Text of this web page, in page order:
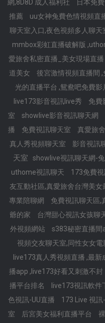
網,8D8D 成人福利社
日本免
推薦
uu女神兔費色情視頻直
聊天室入口,夜色視頻多人聊天
mmbox彩虹直播破解版
愛旅舍私密直播_美女現場直播
道美女
後宮激情視頻直播間
光的直播平台 ,鴛鴦吧免費影
live173影音視訊live秀
免費
室
showlive影音視訊聊天網
播
免費視訊聊天室 真愛旅
真人秀視頻聊天室
影音視訊
天室
showlive視訊聊天網-
uthome視訊聊天
173免費
友互動社區,真愛旅舍台灣美女
專業陪聊網
免費視訊聊天區,
爺的家
台灣甜心視訊女孩聊
外視頻網站
s383秘密直播間
視頻交友聊天室,同性女女電
live173真人秀視頻直播 ,最新
播app ,live173好看又刺激不封
播平台排名
live173視訊軟件
色視訊-UU直播
173 Live 視
室
后宮美女福利直播平台